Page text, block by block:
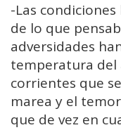
-Las
de lo que
adversidades
temperatura del
corrientes que
marea y el
que de vez en